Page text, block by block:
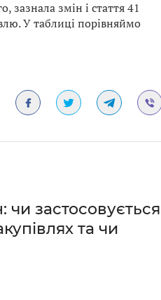
зазнала змін і стаття 41
У таблиці порівняймо
чи застосовується
та чи